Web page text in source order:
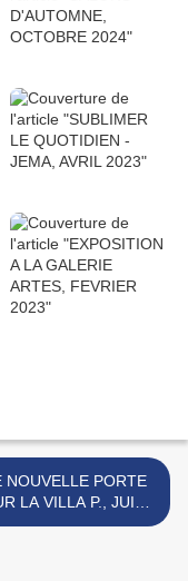
NOUVELLE PORTE
LA VILLA P., JUIN
2022 >